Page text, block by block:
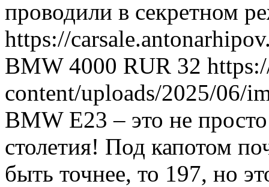
проводили в секретном
https://
BMW 4000 RUR 32
content/uploads/2025/06/
BMW E23 – это не
столетия! Под капотом
быть точнее, то 197, но